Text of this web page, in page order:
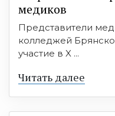
медиков
Представители
колледжей
участие в X ...
Читать далее